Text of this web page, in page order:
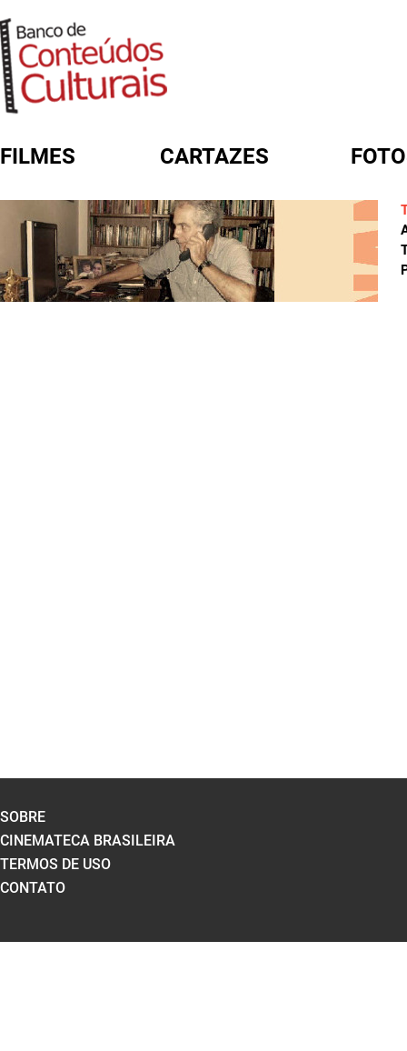
FILMES CARTAZES
FORMULÁRIO DE BUSCA
SOBRE
CINEMATECA BRASILEIRA
TERMOS DE USO
CONTATO